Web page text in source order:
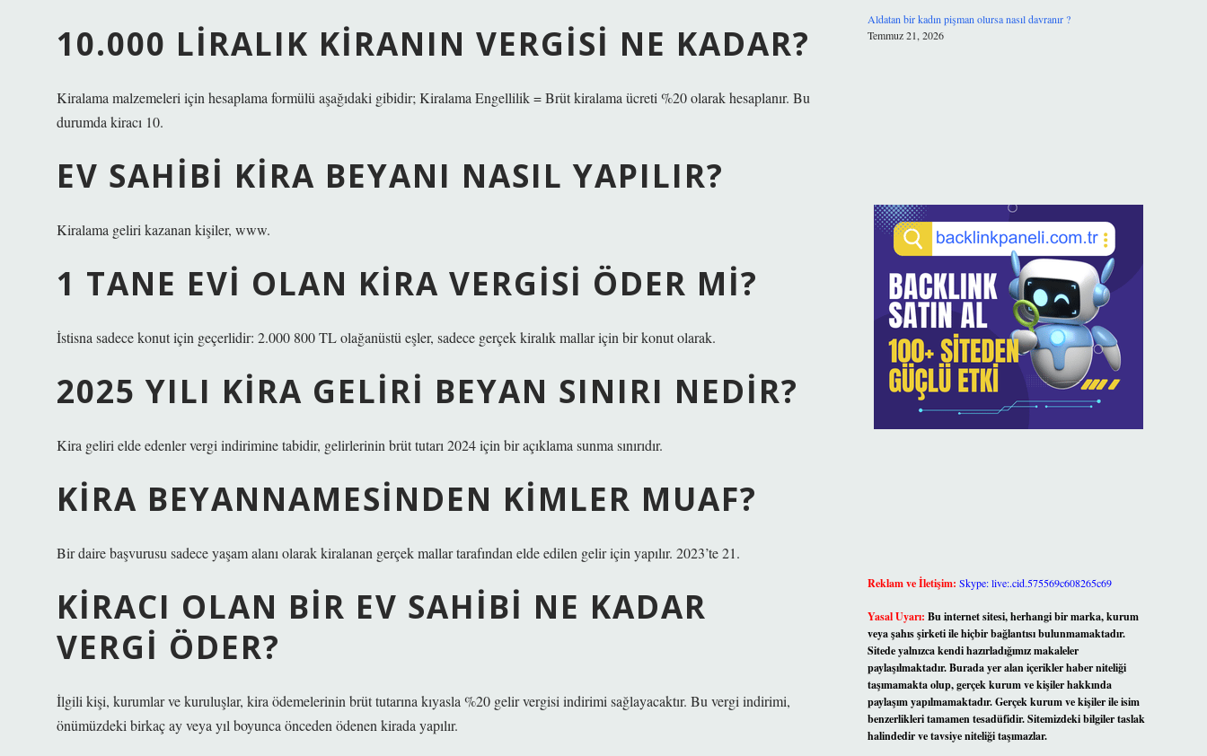
10.000 LIRALIK KIRANIN VERGISI NE KADAR?
Kiralama malzemeleri için hesaplama formülü aşağıdaki gibidir; Kiralama Engellilik = Brüt kiralama ücreti %20 olarak hesaplanır. Bu
durumda kiracı 10.
EV SAHIBI KIRA BEYANI NASIL YAPILIR?
Kiralama geliri kazanan kişiler, www.
1 TANE EVI OLAN KIRA VERGISI ÖDER MI?
İstisna sadece konut için geçerlidir: 2.000 800 TL olağanüstü eşler, sadece gerçek kiralık mallar için bir konut olarak.
2025 YILI KIRA GELIRI BEYAN SINIRI NEDIR?
Kira geliri elde edenler vergi indirimine tabidir, gelirlerinin brüt tutarı 2024 için bir açıklama sunma sınırıdır.
KIRA BEYANNAMESINDEN KIMLER MUAF?
Bir daire başvurusu sadece yaşam alanı olarak kiralanan gerçek mallar tarafından elde edilen gelir için yapılır. 2023’te 21.
KIRACI OLAN BIR EV SAHIBI NE KADAR
VERGI ÖDER?
İlgili kişi, kurumlar ve kuruluşlar, kira ödemelerinin brüt tutarına kıyasla %20 gelir vergisi indirimi sağlayacaktır. Bu vergi indirimi,
önümüzdeki birkaç ay veya yıl boyunca önceden ödenen kirada yapılır.
Aldatan bir kadın pişman olursa nasıl davranır ?
Temmuz 21, 2026
Reklam ve İletişim: Skype: live:.cid.575569c608265c69
Yasal Uyarı: Bu internet sitesi, herhangi bir marka, kurum
veya şahıs şirketi ile hiçbir bağlantısı bulunmamaktadır.
Sitede yalnızca kendi hazırladığımız makaleler
paylaşılmaktadır. Burada yer alan içerikler haber niteliği
taşımamakta olup, gerçek kurum ve kişiler hakkında
paylaşım yapılmamaktadır. Gerçek kurum ve kişiler ile isim
benzerlikleri tamamen tesadüfidir. Sitemizdeki bilgiler taslak
halindedir ve tavsiye niteliği taşımazlar.